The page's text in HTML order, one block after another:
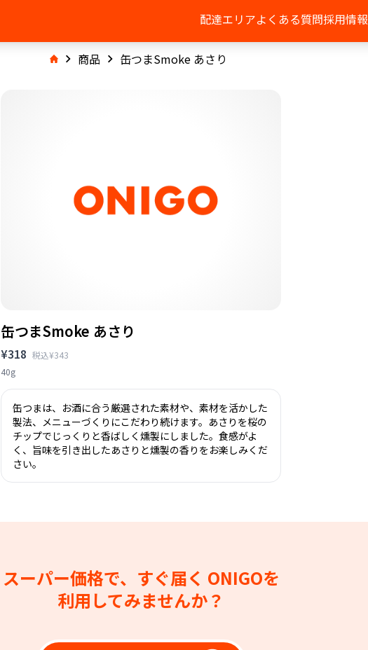
配達エリアよくある質問採用情報
商品 缶つまSmoke あさり
缶つまSmoke あさり
¥318 税込¥343
40g
缶つまは、お酒に合う厳選された素材や、素材を活かした
製法、メニューづくりにこだわり続けます。あさりを桜の
チップでじっくりと香ばしく燻製にしました。食感がよ
く、旨味を引き出したあさりと燻製の香りをお楽しみくだ
さい。
スーパー価格で、すぐ届く ONIGOを
利用してみませんか？